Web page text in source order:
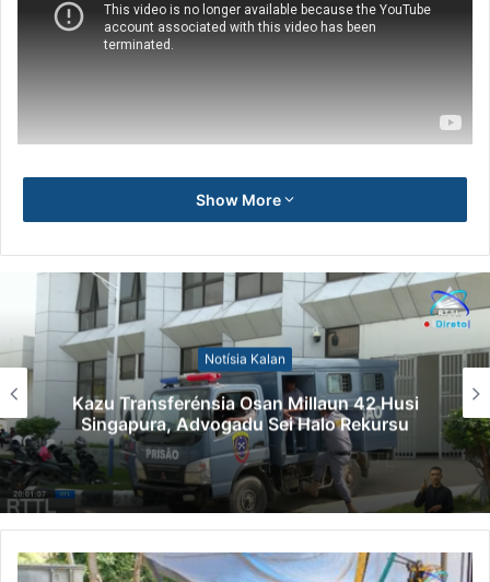
Show More
Notísia Kalan
Kazu Transferénsia Osan Millaun 42 Husi
Singapura, Advogadu Sei Halo Rekursu